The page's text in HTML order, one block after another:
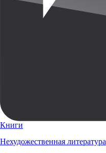
Книги
Нехудожественная литература